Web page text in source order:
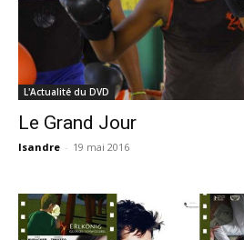
L'Actualité du DVD
Le Grand Jour
Isandre - 19 mai 2016